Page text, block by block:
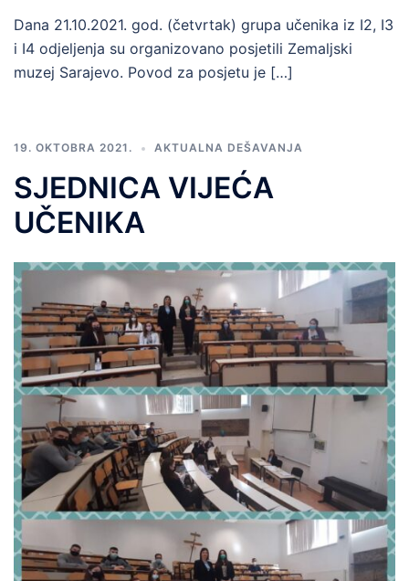
Dana 21.10.2021. god. (četvrtak) grupa učenika iz I2, I3
i I4 odjeljenja su organizovano posjetili Zemaljski
muzej Sarajevo. Povod za posjetu je […]
19. OKTOBRA 2021. AKTUALNA DEŠAVANJA
SJEDNICA VIJEĆA
UČENIKA